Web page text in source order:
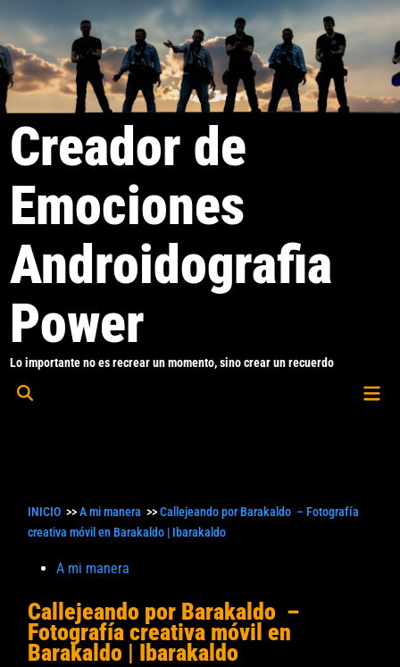
al
contenido
Creador de
Emociones
Androidografia
Power
Lo importante no es recrear un momento, sino crear un recuerdo
Abrir
INICIO >>A mi manera >>Callejeando por Barakaldo – Fotografía
creativa móvil en Barakaldo | Ibarakaldo
Publicado
A mi manera
Callejeando por Barakaldo –
Fotografía creativa móvil en
Barakaldo | Ibarakaldo